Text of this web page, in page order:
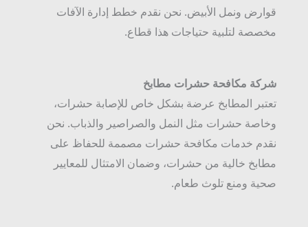
قوارض ونمل الأبيض. نحن نقدم خطط إدارة الآفات
مخصصة لتلبية حتياجات هذا قطاع.
شركة مكافحة حشرات مطابخ
تعتبر المطابخ عرضة بشكل خاص للإصابة حشرات،
وخاصة حشرات مثل النمل والصراصير والذباب. نحن
نقدم خدمات مكافحة حشرات مصممة للحفاظ على
مطابخ خالية من حشرات، وضمان الامتثال للمعايير
صحية ومنع تلوث طعام.